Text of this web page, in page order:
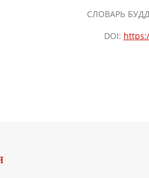
СЛОВАРЬ
DOI: